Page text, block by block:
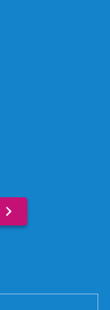
chevron_right